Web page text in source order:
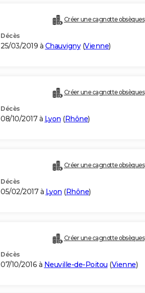
Créer une cagnotte obsèques
Décès
25/03/2019 à Chauvigny(Vienne)
Créer une cagnotte obsèques
Décès
08/10/2017 à Lyon (Rhône)
Créer une cagnotte obsèques
Décès
05/02/2017 à Lyon (Rhône)
Créer une cagnotte obsèques
Décès
07/10/2016 à Neuville-de-Poitou (Vienne)